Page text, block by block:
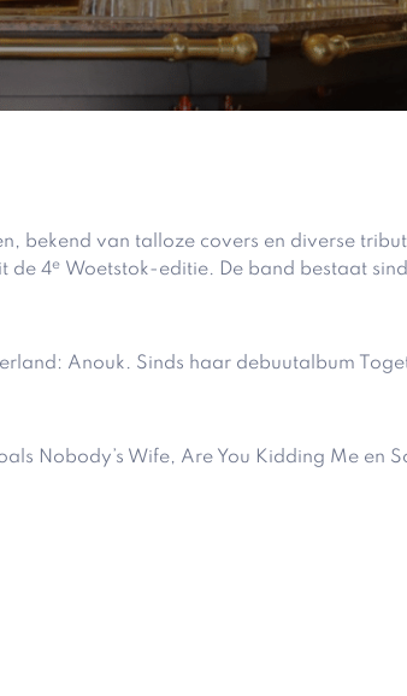
bekend van talloze covers en diverse
de 4e Woetstok-editie. De band bestaat
Anouk. Sinds haar debuutalbum
Nobody’s Wife, Are You Kidding Me